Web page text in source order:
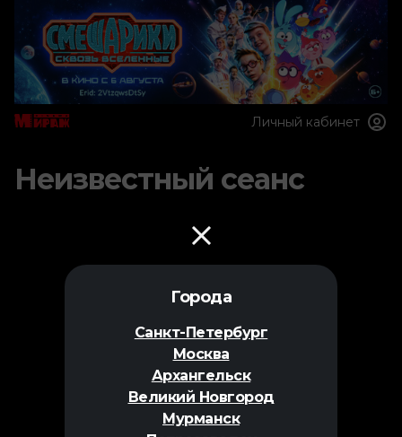
Города
Санкт-Петербург
Москва
Архангельск
Великий Новгород
Мурманск
Личный кабинет
Неизвестный сеанс